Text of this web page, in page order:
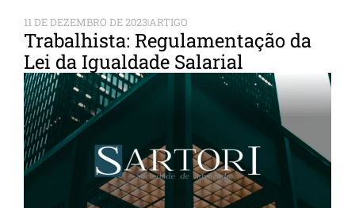
11 DE DEZEMBRO DE 2023ARTIGO
Trabalhista: Regulamentação da
Lei da Igualdade Salarial